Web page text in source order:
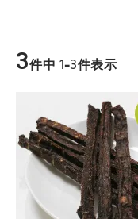
3件中 1-3件表示